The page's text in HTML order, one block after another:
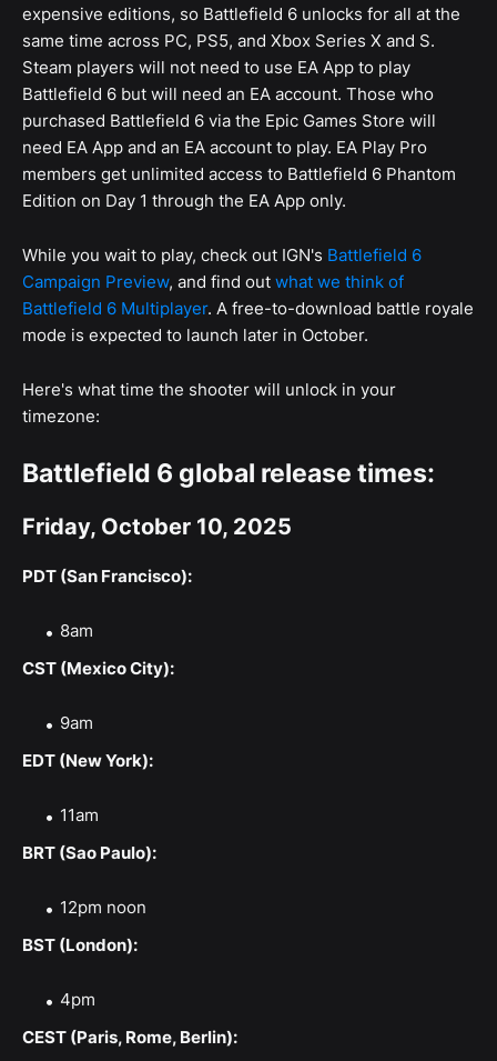
expensive editions, so Battlefield 6 unlocks for all at the
same time across PC, PS5, and Xbox Series X and S.
Steam players will not need to use EA App to play
Battlefield 6 but will need an EA account. Those who
purchased Battlefield 6 via the Epic Games Store will
need EA App and an EA account to play. EA Play Pro
members get unlimited access to Battlefield 6 Phantom
Edition on Day 1 through the EA App only.
While you wait to play, check out IGN's Battlefield 6
Campaign Preview, and find out what we think of
Battlefield 6 Multiplayer. A free-to-download battle royale
mode is expected to launch later in October.
Here's what time the shooter will unlock in your
timezone:
Battlefield 6 global release times:
Friday, October 10, 2025
PDT (San Francisco):
8am
CST (Mexico City):
9am
EDT (New York):
11am
BRT (Sao Paulo):
12pm noon
BST (London):
4pm
CEST (Paris, Rome, Berlin):